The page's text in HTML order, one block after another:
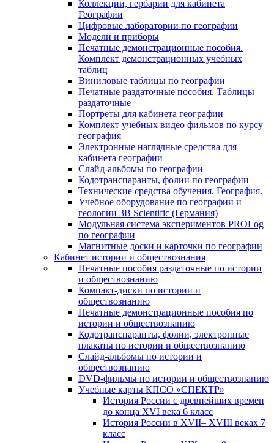
Коллекции, гербарии для кабинета
Географии
Цифровые лаборатории по географии
Модели и приборы
Печатные демонстрационные пособия.
Комплект демонстрационных учебных
таблиц
Виниловые таблицы по географии
Печатные раздаточные пособия. Таблицы
раздаточные
Портреты для кабинета географии
Комплект учебных видео фильмов по курсу
география
Электронные наглядные средства для
кабинета географии
Слайд-альбомы по географии
Кодотранспаранты, фолии по географии
Технические средства обучения. География.
Учебное оборудование по географии и
геологии 3B Scientific (Германия)
Модульная система экспериментов PROLog
по географии
Магнитные доски и карточки по географии
Кабинет истории и обществознания
Печатные пособия раздаточные по истории
и обществознанию
Компакт-диски по истории и
обществознанию
Печатные демонстрационные пособия по
истории и обществознанию
Кодотранспаранты, фолии, электронные
плакаты по истории и обществознанию
Слайд-альбомы по истории и
обществознанию
DVD-фильмы по истории и обществознанию
Учебные карты КПСО «СПЕКТР»
История России с древнейших времен
до конца XVI века 6 класс
История России в XVII– XVIII веках 7
класс